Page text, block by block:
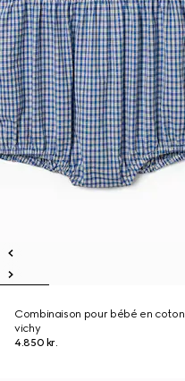
Combinaison pour bébé en coton
vichy
4.850 kr.